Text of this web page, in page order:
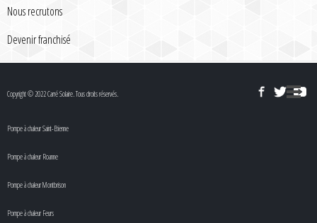
Nous recrutons
Devenir franchisé
Copyright © 2022 Carré Solaire. Tous droits réservés.
Pompe à chaleur Saint-Etienne
Pompe à chaleur Roanne
Pompe à chaleur Montbrison
Pompe à chaleur Feurs